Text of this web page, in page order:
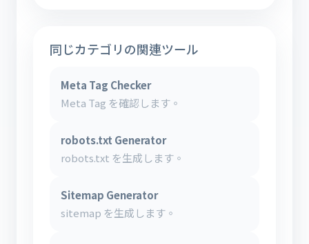
同じカテゴリの関連ツール
Meta Tag Checker
Meta Tag を確認します。
robots.txt Generator
robots.txt を生成します。
Sitemap Generator
sitemap を生成します。